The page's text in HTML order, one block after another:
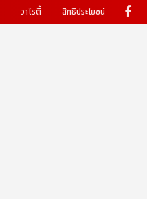
วาไรตี้ สิทธิประโยชน์